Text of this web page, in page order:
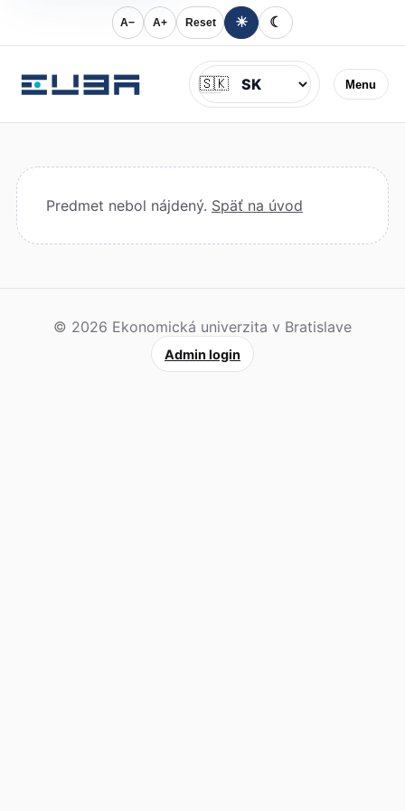
A− A+ Reset ☀ ☾
Menu
Jazyk
🇸🇰
Predmet nebol nájdený. Späť na úvod
© 2026 Ekonomická univerzita v Bratislave
Admin login